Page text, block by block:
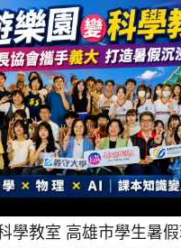
學教室 高雄市學生暑假